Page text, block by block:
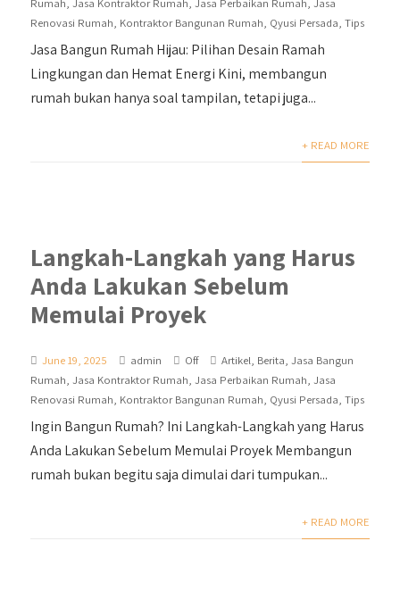
Rumah,Jasa Kontraktor Rumah,Jasa Perbaikan Rumah,Jasa
Renovasi Rumah, Kontraktor Bangunan Rumah, Qyusi Persada,Tips
Jasa Bangun Rumah Hijau: Pilihan Desain Ramah
Lingkungan dan Hemat Energi Kini, membangun
rumah bukan hanya soal tampilan, tetapi juga...
+ READ MORE
Langkah-Langkah yang Harus
Anda Lakukan Sebelum
Memulai Proyek
June 19, 2025 admin Off Artikel, Berita,Jasa Bangun
Rumah,Jasa Kontraktor Rumah,Jasa Perbaikan Rumah,Jasa
Renovasi Rumah, Kontraktor Bangunan Rumah, Qyusi Persada,Tips
Ingin Bangun Rumah? Ini Langkah-Langkah yang Harus
Anda Lakukan Sebelum Memulai Proyek Membangun
rumah bukan begitu saja dimulai dari tumpukan...
+ READ MORE